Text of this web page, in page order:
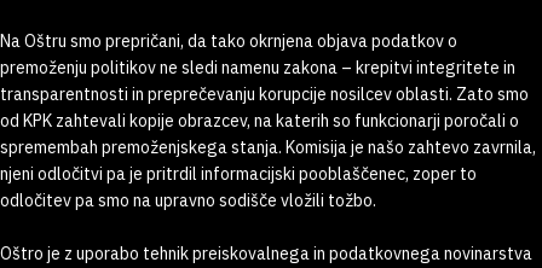
Na Oštru smo prepričani, da tako okrnjena objava podatkov o
premoženju politikov ne sledi namenu zakona – krepitvi integritete in
transparentnosti in preprečevanju korupcije nosilcev oblasti. Zato smo
od KPK zahtevali kopije obrazcev, na katerih so funkcionarji poročali o
spremembah premoženjskega stanja. Komisija je našo zahtevo zavrnila,
njeni odločitvi pa je pritrdil informacijski pooblaščenec, zoper to
odločitev pa smo na upravno sodišče vložili tožbo.
Oštro je z uporabo tehnik preiskovalnega in podatkovnega novinarstva